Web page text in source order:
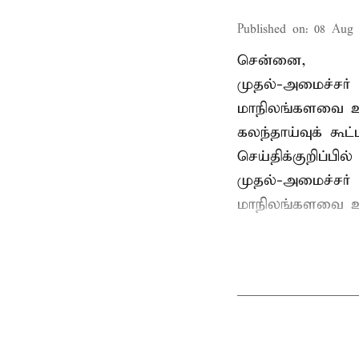
Published on: 08 Aug
சென்னை,
முதல்-அமைச்சர்
மாநிலங்களவை
கலந்தாய்வுக்
முதல்-அமைச்சர்
மாநிலங்களவை